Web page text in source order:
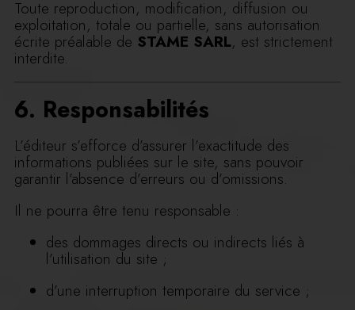
Toute reproduction, modification, diffusion ou
exploitation, totale ou partielle, sans autorisation
écrite préalable de STAME SARL, est strictement
interdite.
6. Responsabilités
L’éditeur s’efforce d’assurer l’exactitude des
informations publiées sur le site, sans pouvoir
garantir l’absence d’erreurs ou d’omissions.
Il ne pourra être tenu responsable :
des dommages directs ou indirects liés à
l’utilisation du site ;
d’une interruption temporaire du service ;